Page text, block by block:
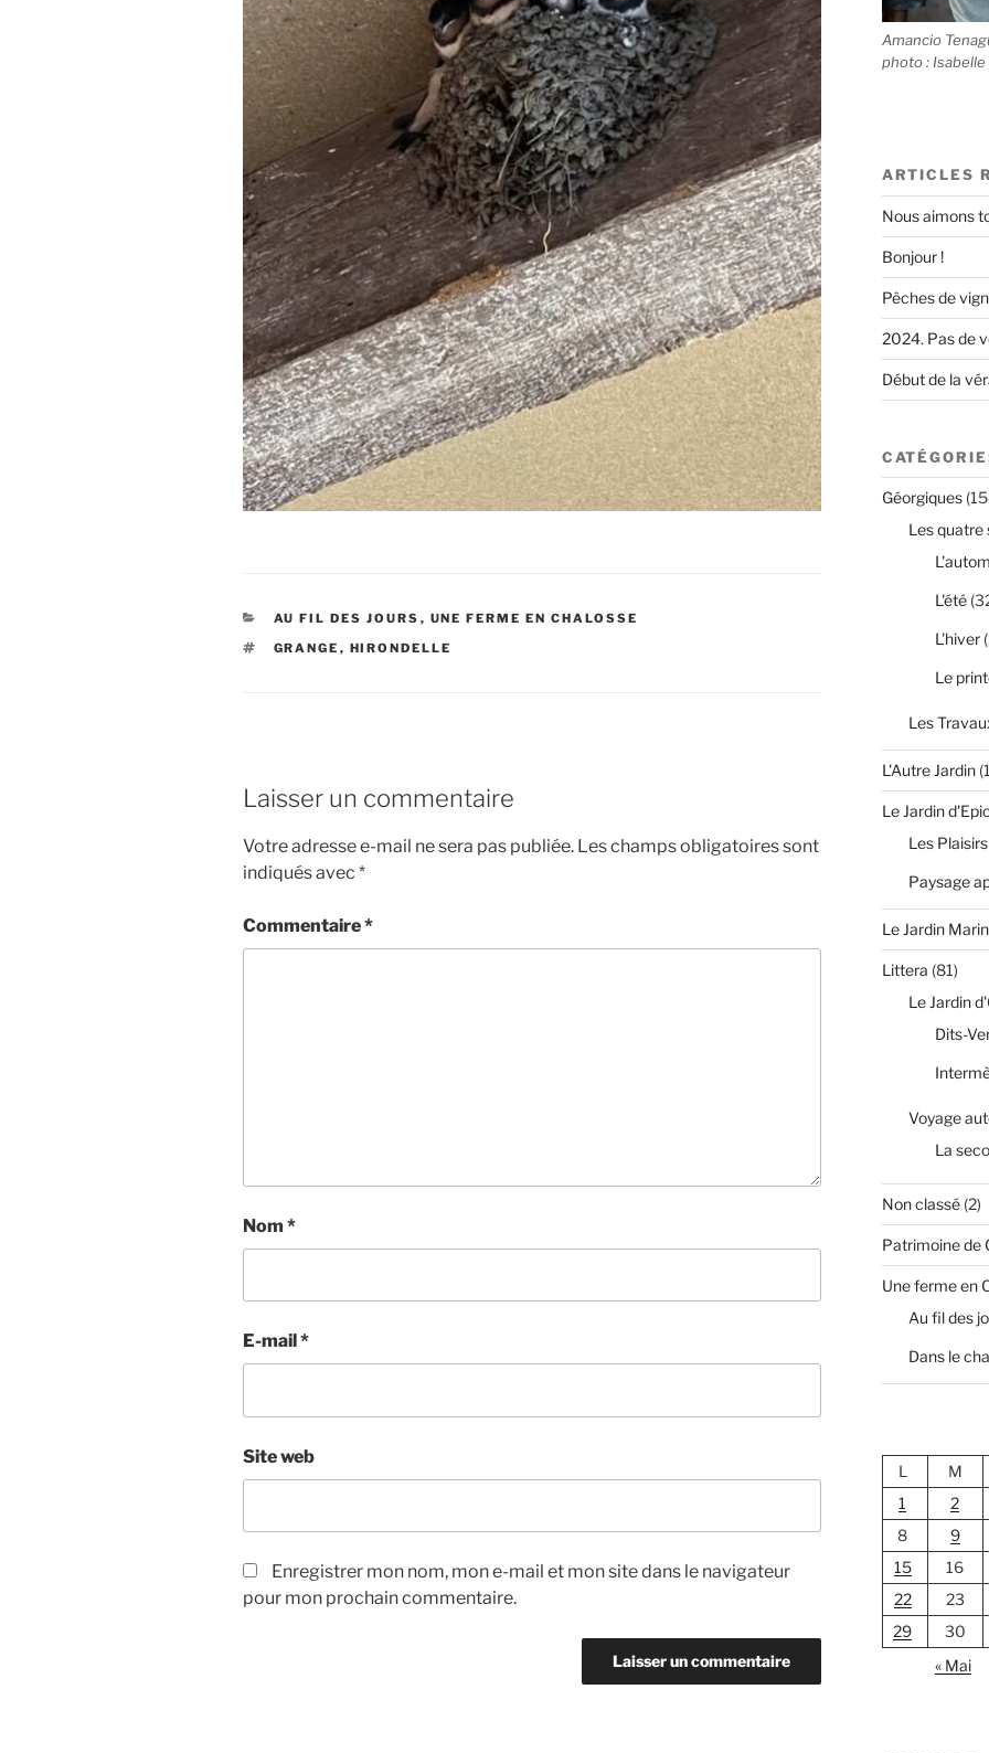
CATÉGORIES
AU FIL DES JOURS , UNE FERME EN CHALOSSE
ÉTIQUETTES
GRANGE , HIRONDELLE
Laisser un commentaire
Votre adresse e-mail ne sera pas publiée. Les champs obligatoires sont
indiqués avec *
Commentaire*
Nom *
E-mail *
Site web
Enregistrer mon nom, mon e-mail et mon site dans le navigateur
pour mon prochain commentaire.
Amancio
photo : Isabelle
ARTICLES
Nous aimons
Bonjour !
Pêches de
2024. Pas de
Début de la
Géorgiques
Les quatre
L'été
L'hiver
Le
Les
L'Autre Jardin
Le Jardin
Les
Paysage
Le Jardin Marin
Littera (81)
Le Jardin
Dits-
Voyage
La
Non classé(2)
Patrimoine de
Une ferme en
Au fil des
Dans le
L
M
1
2
8
9
15
16
22
23
29
30
« Mai